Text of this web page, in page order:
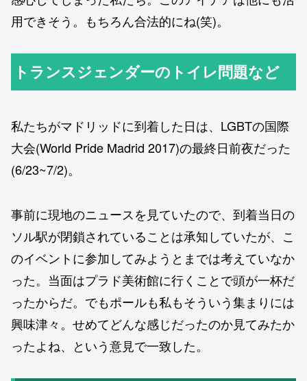
用できそう。もちろん合法的にね(笑)。
トランスジェンダーのトイレ問題など
私たちがマドリッドに到着した日は、LGBTの国際
大会(World Pride Madrid 2017)の最終日前夜だった
(6/23~7/2)。
事前に現地のニュースを見ていたので、到着当日の
ソル駅が閉鎖されていることは承知していたが、こ
のイベントに参加してみようとまでは考えていなか
った。当面はプラド美術館に行くことで頭が一杯だ
ったからだ。でもポールも私もそういう集まりには
興味津々。せめてどんな感じだったのか見てみたか
ったよね、という意見で一致した。